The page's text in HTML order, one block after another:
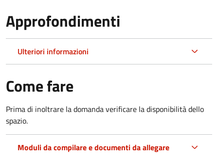
Approfondimenti
Ulteriori informazioni
Come fare
Prima di inoltrare la domanda verificare la disponibilità dello
spazio.
Moduli da compilare e documenti da allegare